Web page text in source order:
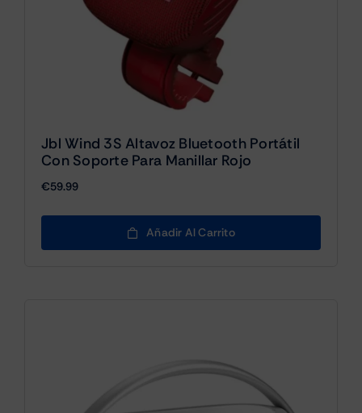
Jbl Wind 3S Altavoz Bluetooth Portátil
Con Soporte Para Manillar Rojo
€59.99
Añadir Al Carrito